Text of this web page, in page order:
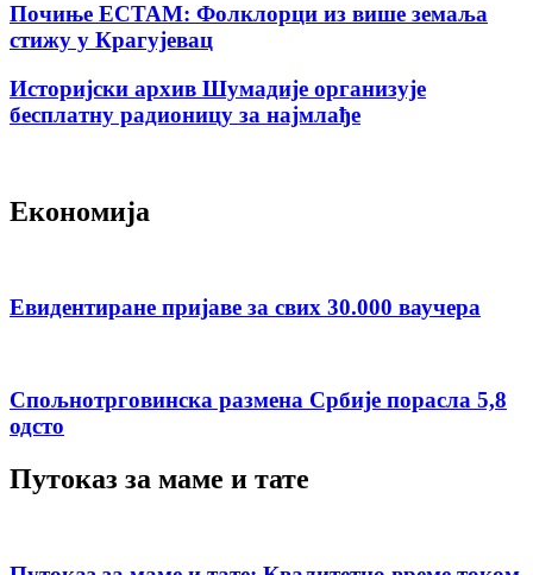
Почиње ЕСТАМ: Фолклорци из више земаља
стижу у Крагујевац
Историјски архив Шумадије организује
бесплатну радионицу за најмлађе
Економија
Евидентиране пријаве за свих 30.000 ваучера
Спољнотрговинска размена Србије порасла 5,8
одсто
Путоказ за маме и тате